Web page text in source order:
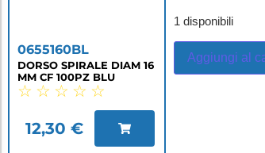
0655160BL
DORSO SPIRALE DIAM 16
MM CF 100PZ BLU
☆ ☆ ☆ ☆ ☆
12,30 €
1 disponibili
Aggiungi al